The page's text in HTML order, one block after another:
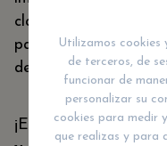
clavícula con el
para dibujar unos
del reloj.
¡Esta actividad es
Utilizamos cookies
de terceros, de
funcionar de
personalizar su
cookies para medir
que realizas y para